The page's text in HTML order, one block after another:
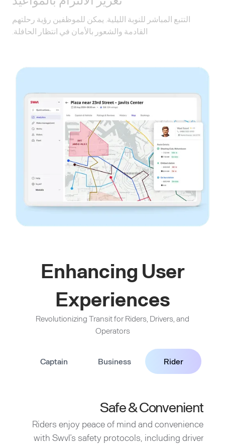
التتبع المباشر للنوبة الليلية. يمكن للموظفين رؤية رحلتهم
القادمة والشعور بالأمان في انتظار الحافلة.
Enhancing User
Experiences
Revolutionizing Transit for Riders, Drivers, and
Operators
Rider
Business
Captain
Safe & Convenient
Riders enjoy peace of mind and convenience
with Swvl’s safety protocols, including driver